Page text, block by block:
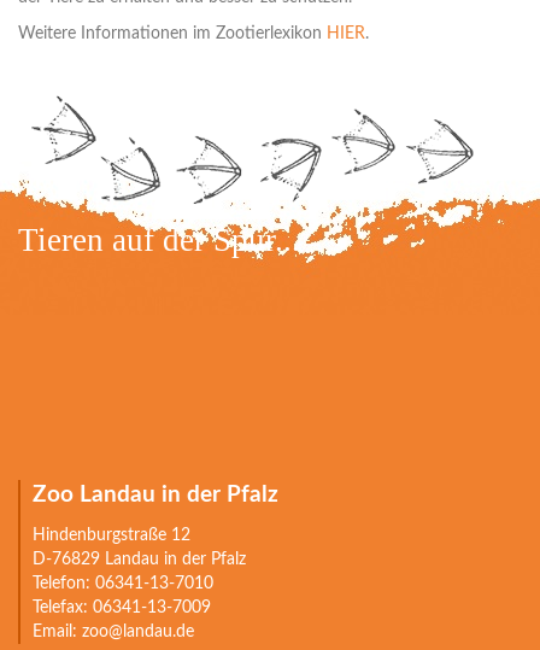
Weitere Informationen im Zootierlexikon HIER.
Tieren auf der Spur...
Zoo Landau in der Pfalz
Hindenburgstraße 12
D-76829 Landau in der Pfalz
Telefon: 06341-13-7010
Telefax: 06341-13-7009
Email: zoo@landau.de